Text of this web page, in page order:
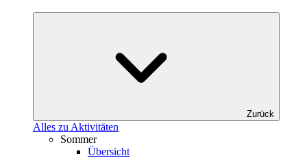
Zurück
Alles zu Aktivitäten
Sommer
Übersicht